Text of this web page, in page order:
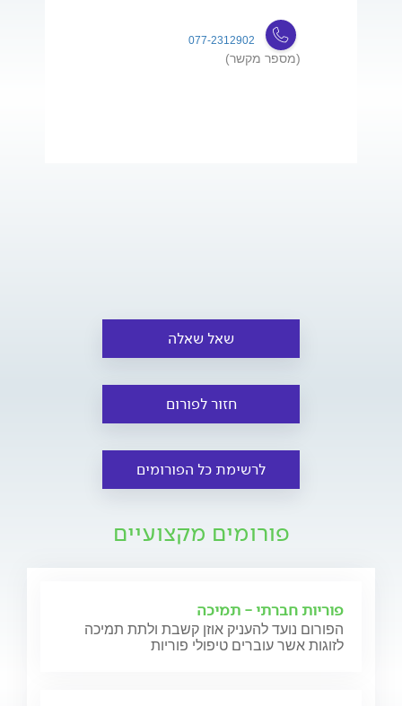
077-2312902
(מספר מקשר)
שאל שאלה
חזור לפורום
לרשימת כל הפורומים
פורומים מקצועיים
פוריות חברתי - תמיכה
הפורום נועד להעניק אוזן קשבת ולתת תמיכה
לזוגות אשר עוברים טיפולי פוריות